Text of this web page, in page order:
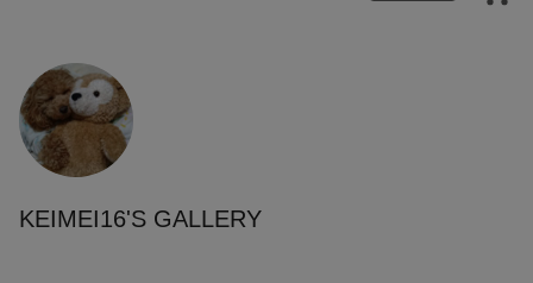
KEIMEI16'S GALLERY